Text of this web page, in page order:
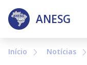
ANESG
Início Notícias